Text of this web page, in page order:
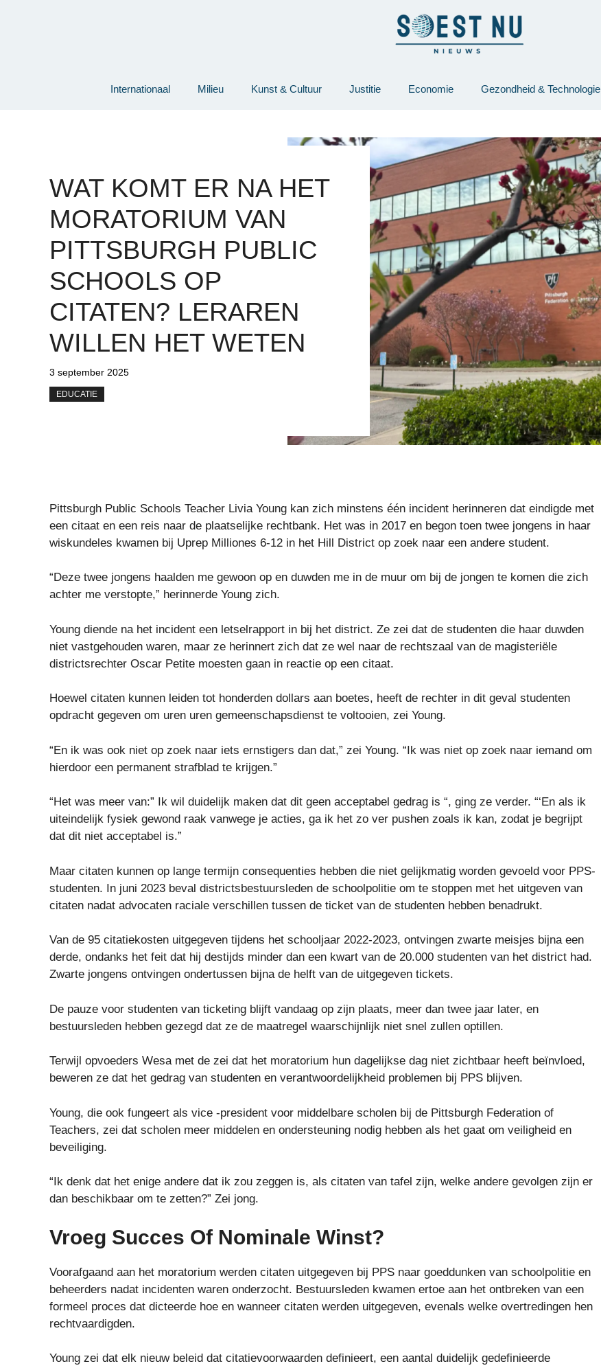
Internationaal Milieu Kunst & Cultuur Justitie Economie Gezondheid & Technologie
WAT KOMT ER NA HET
MORATORIUM VAN
PITTSBURGH PUBLIC
SCHOOLS OP
CITATEN? LERAREN
WILLEN HET WETEN
3 september 2025
EDUCATIE
Pittsburgh Public Schools Teacher Livia Young kan zich minstens één incident herinneren dat eindigde met
een citaat en een reis naar de plaatselijke rechtbank. Het was in 2017 en begon toen twee jongens in haar
wiskundeles kwamen bij Uprep Milliones 6-12 in het Hill District op zoek naar een andere student.
“Deze twee jongens haalden me gewoon op en duwden me in de muur om bij de jongen te komen die zich
achter me verstopte,” herinnerde Young zich.
Young diende na het incident een letselrapport in bij het district. Ze zei dat de studenten die haar duwden
niet vastgehouden waren, maar ze herinnert zich dat ze wel naar de rechtszaal van de magisteriële
districtsrechter Oscar Petite moesten gaan in reactie op een citaat.
Hoewel citaten kunnen leiden tot honderden dollars aan boetes, heeft de rechter in dit geval studenten
opdracht gegeven om uren uren gemeenschapsdienst te voltooien, zei Young.
“En ik was ook niet op zoek naar iets ernstigers dan dat,” zei Young. “Ik was niet op zoek naar iemand om
hierdoor een permanent strafblad te krijgen.”
“Het was meer van:” Ik wil duidelijk maken dat dit geen acceptabel gedrag is “, ging ze verder. “‘En als ik
uiteindelijk fysiek gewond raak vanwege je acties, ga ik het zo ver pushen zoals ik kan, zodat je begrijpt
dat dit niet acceptabel is.”
Maar citaten kunnen op lange termijn consequenties hebben die niet gelijkmatig worden gevoeld voor PPS-
studenten. In juni 2023 beval districtsbestuursleden de schoolpolitie om te stoppen met het uitgeven van
citaten nadat advocaten raciale verschillen tussen de ticket van de studenten hebben benadrukt.
Van de 95 citatiekosten uitgegeven tijdens het schooljaar 2022-2023, ontvingen zwarte meisjes bijna een
derde, ondanks het feit dat hij destijds minder dan een kwart van de 20.000 studenten van het district had.
Zwarte jongens ontvingen ondertussen bijna de helft van de uitgegeven tickets.
De pauze voor studenten van ticketing blijft vandaag op zijn plaats, meer dan twee jaar later, en
bestuursleden hebben gezegd dat ze de maatregel waarschijnlijk niet snel zullen optillen.
Terwijl opvoeders Wesa met de zei dat het moratorium hun dagelijkse dag niet zichtbaar heeft beïnvloed,
beweren ze dat het gedrag van studenten en verantwoordelijkheid problemen bij PPS blijven.
Young, die ook fungeert als vice -president voor middelbare scholen bij de Pittsburgh Federation of
Teachers, zei dat scholen meer middelen en ondersteuning nodig hebben als het gaat om veiligheid en
beveiliging.
“Ik denk dat het enige andere dat ik zou zeggen is, als citaten van tafel zijn, welke andere gevolgen zijn er
dan beschikbaar om te zetten?” Zei jong.
Vroeg Succes Of Nominale Winst?
Voorafgaand aan het moratorium werden citaten uitgegeven bij PPS naar goeddunken van schoolpolitie en
beheerders nadat incidenten waren onderzocht. Bestuursleden kwamen ertoe aan het ontbreken van een
formeel proces dat dicteerde hoe en wanneer citaten werden uitgegeven, evenals welke overtredingen hen
rechtvaardigden.
Young zei dat elk nieuw beleid dat citatievoorwaarden definieert, een aantal duidelijk gedefinieerde